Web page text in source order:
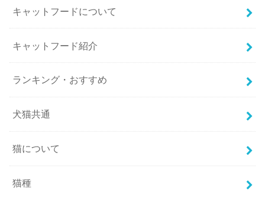
キャットフードについて
キャットフード紹介
ランキング・おすすめ
犬猫共通
猫について
猫種